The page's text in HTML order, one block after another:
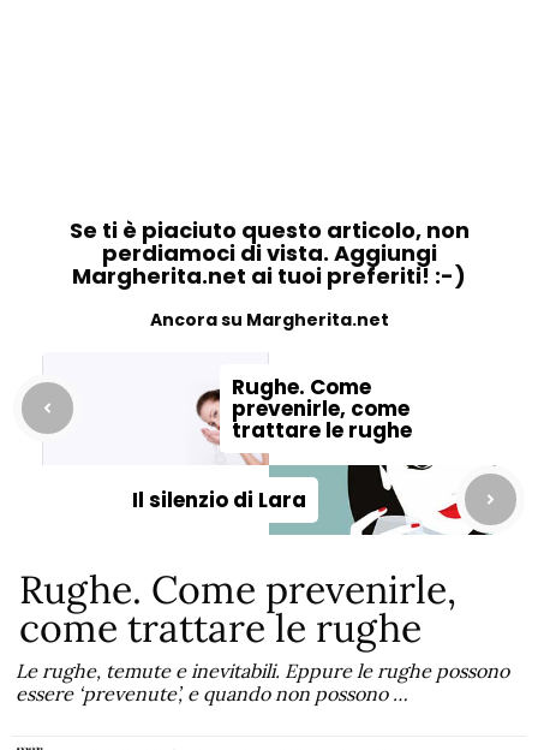
Se ti è piaciuto questo articolo, non
perdiamoci di vista. Aggiungi
Margherita.net ai tuoi preferiti! :-)
Ancora su Margherita.net
Rughe. Come
prevenirle, come
trattare le rughe
Il silenzio di Lara
Rughe. Come prevenirle,
come trattare le rughe
Le rughe, temute e inevitabili. Eppure le rughe possono
essere ‘prevenute’, e quando non possono …